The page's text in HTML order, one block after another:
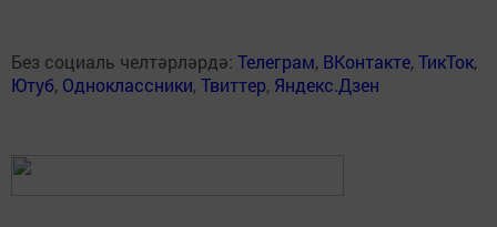
Без социаль челтәрләрдә: Телеграм, ВКонтакте,ТикТок,
Ютуб, Одноклассники,Твиттер, Яндекс.Дзен